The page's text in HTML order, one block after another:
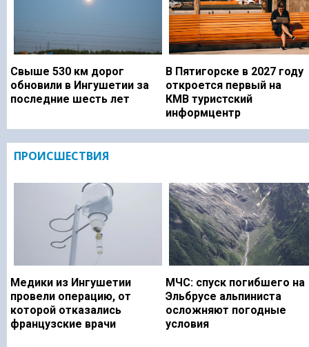
Свыше 530 км дорог
обновили в Ингушетии за
последние шесть лет
В Пятигорске в 2027 году
откроется первый на
КМВ туристский
информцентр
ПРОИСШЕСТВИЯ
Медики из Ингушетии
провели операцию, от
которой отказались
французские врачи
МЧС: спуск погибшего на
Эльбрусе альпиниста
осложняют погодные
условия